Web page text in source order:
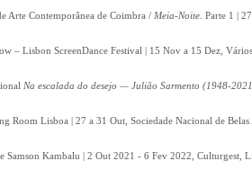
Arte Contemporânea de Coimbra / Meia-Noite . Parte 1 |
– Lisbon ScreenDance Festival | 15 Nov a 15 Dez,
Na escalada do desejo — Julião Sarmento (1948-
Room Lisboa | 27 a 31 Out, Sociedade Nacional de
Samson Kambalu | 2 Out 2021 - 6 Fev 2022, Culturgest,